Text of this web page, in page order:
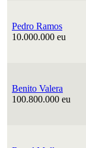
Pedro Ramos
10.000.000 eu
Benito Valera
100.800.000 eu